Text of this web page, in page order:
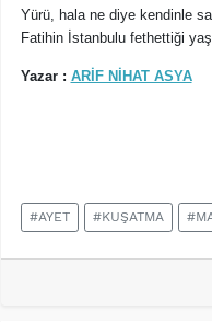
Yürü, hala ne diye kendinle
Fatihin İstanbulu fethettiği
Yazar : ARİF NİHAT ASYA
#AYET #KUŞATMA